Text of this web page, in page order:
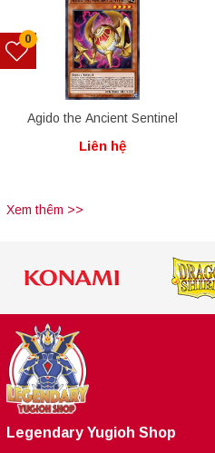
Agido the Ancient Sentinel
Liên hệ
Xem thêm >>
Legendary Yugioh Shop
0